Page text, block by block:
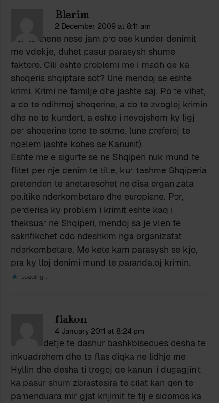
Blerim
2 December 2009 at 8:11 am
Per te thene nese jam pro ose kunder denimit
me vdekje, duhet pasur parasysh shume
faktore. Cili eshte problemi me i madh qe ka
shoqeria shqiptare sot? Une mendoj se eshte
krimi. Krimi ne familje dhe jashte saj. Po te vihet,
a do te ndihmoj shoqerine, a do te zvogloj krimin
dhe ne te kundert, a eshte i nevojshem ky ligj
per shoqerine tone te sotme. (une preferoj te
ngelem jashte kohes se Kanunit).
Eshte me e sigurte se ne Shqiperi nuk mund te
flitet per nje denim te tille, kur tashme Shqiperia
pretendon te anetaresohet ne disa organizata
politike nderkombetare dhe europiane. Por,
perderisa ky problem i krimit eshte kaq i
theksuar ne Shqiperi, mendoj sa je vlen te
sakrifikohet cdo ndeshkim nga organizatat
nderkombetare. Me kete kam parasysh se kjo,
pra ky lloj denimi mund te parandaloj krimin.
Loading...
flakon
4 January 2011 at 8:24 pm
Pershendetje te dashur bashkbisedues desha te
inkuadrohem dhe te flas diqka ne lidhje me
Hyllin dhe desha ti tregoj qe kanuni i dugagjinit
ka pasur shum zbrastesira te cilat kan qen te
pamenduara mir gjat krijimit te tij e sidomos ka